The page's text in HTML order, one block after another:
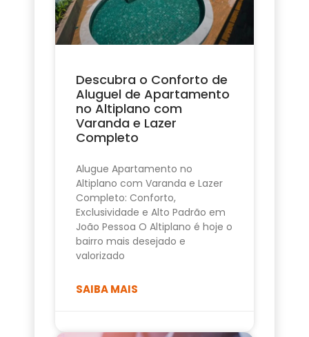
Descubra o Conforto de
Aluguel de Apartamento
no Altiplano com
Varanda e Lazer
Completo
Alugue Apartamento no
Altiplano com Varanda e Lazer
Completo: Conforto,
Exclusividade e Alto Padrão em
João Pessoa O Altiplano é hoje o
bairro mais desejado e
valorizado
SAIBA MAIS